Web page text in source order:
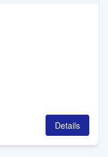
Details